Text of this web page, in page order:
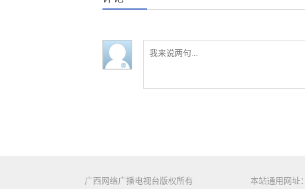
广西网络广播电视台版权所有 本站通用网址：